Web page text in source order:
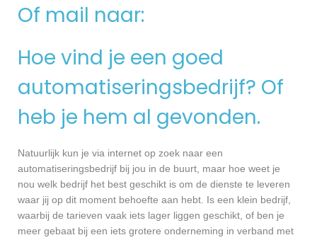
Of mail naar:
Hoe vind je een goed
automatiseringsbedrijf? Of
heb je hem al gevonden.
Natuurlijk kun je via internet op zoek naar een
automatiseringsbedrijf bij jou in de buurt, maar hoe weet je
nou welk bedrijf het best geschikt is om de dienste te leveren
waar jij op dit moment behoefte aan hebt. Is een klein bedrijf,
waarbij de tarieven vaak iets lager liggen geschikt, of ben je
meer gebaat bij een iets grotere onderneming in verband met